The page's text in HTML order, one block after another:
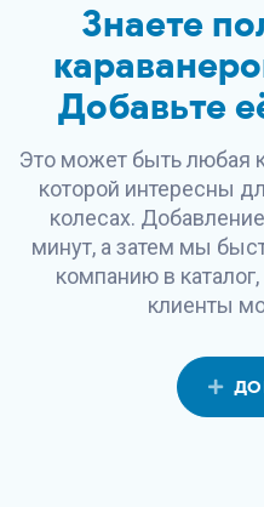
Знаете
Добавьте
Это может быть любая
которой интересны
колесах.
минут, а затем мы
компанию в
клиенты